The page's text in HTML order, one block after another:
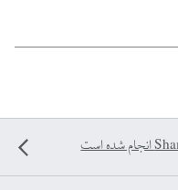
انجام شده است